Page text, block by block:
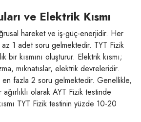
ve Elektrik Kısmı
hareket ve iş-güç-enerjidir. Her
az 1 adet soru gelmektedir. TYT Fizik
kısmını oluşturur. Elektrik kısmı;
mıknatıslar, elektrik devreleridir.
en fazla 2 soru gelmektedir. Genellikle,
olarak AYT Fizik testinde
TYT Fizik testinin yüzde 10-20